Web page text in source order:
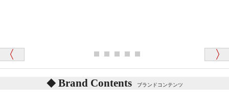
体をねかせたりおこしたりすると「グーグー」と鳴く
記載しておりますので、ぜひ探してみてください。
「商品説明が細やかで丁寧であったことです」
Brand Contents ブランドコンテンツ